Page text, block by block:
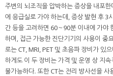
주변의 뇌조직을 압박하는 증상을 내포
에 응급실로 가야 하는데, 증상 발현 후 3
간 등을 고려하면 60～90분 이내에 가야
하며, 접근 가능한 진단기기의 사용이 중
로는 CT, MRI, PET 및 초음파 장비가 있
하게도 이 두 장비는 가격 및 운영 상 지
불가능하다. 또한 CT는 전리 방사선을